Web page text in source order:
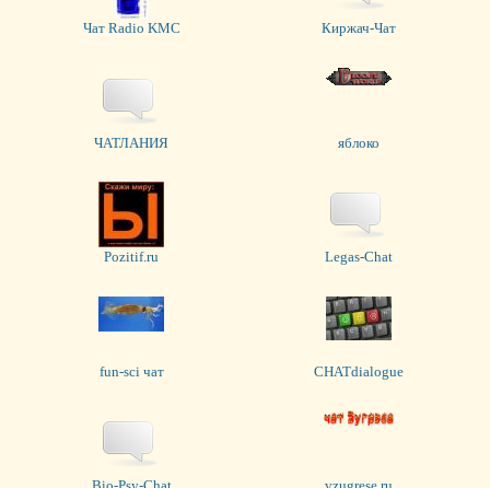
Чат Radio KMC Киржач-Чат
ЧАТЛАНИЯ яблоко
Pozitif.ru Legas-Chat
fun-sci чат CHATdialogue